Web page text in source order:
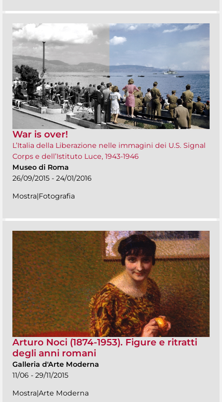
War is over!
L’Italia della Liberazione nelle immagini dei U.S. Signal
Corps e dell’Istituto Luce, 1943-1946
Museo di Roma
26/09/2015 - 24/01/2016
Mostra|Fotografia
Arturo Noci (1874-1953). Figure e ritratti
degli anni romani
Galleria d'Arte Moderna
11/06 - 29/11/2015
Mostra|Arte Moderna